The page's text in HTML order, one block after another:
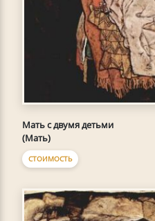
Мать с двумя детьми
(Мать)
СТОИМОСТЬ